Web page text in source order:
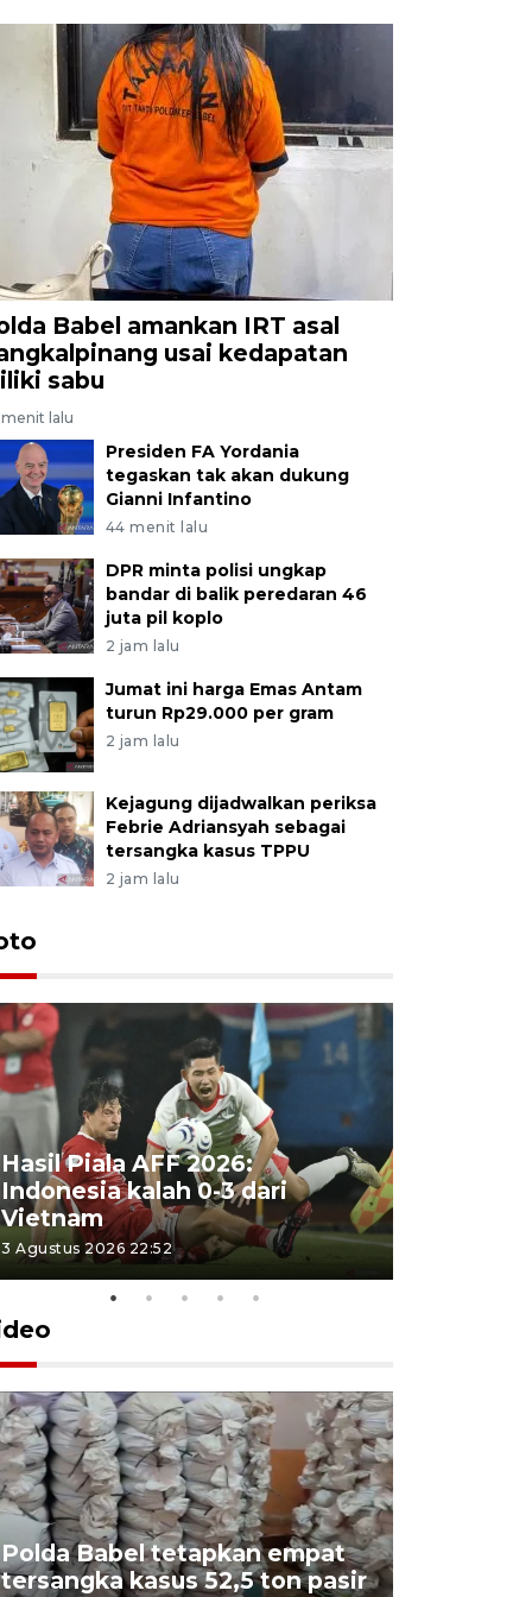
Babel amankan IRT asal
usai kedapatan
sabu
lalu
Presiden FA Yordania
tegaskan tak akan dukung
Gianni Infantino
44 menit lalu
DPR minta polisi ungkap
bandar di balik peredaran 46
juta pil koplo
2 jam lalu
Jumat ini harga Emas Antam
turun Rp29.000 per gram
2 jam lalu
Kejagung dijadwalkan periksa
Febrie Adriansyah sebagai
tersangka kasus TPPU
2 jam lalu
Hasil Piala AFF 2026:
Indonesia kalah 0-3 dari
Vietnam
3 Agustus 2026 22:52
Polda Babel tetapkan empat
tersangka kasus 52,5 ton pasir